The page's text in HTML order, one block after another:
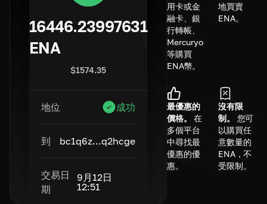
16446.23997631
ENA
$1574.35
地位 成功
到 bc1q6z...q2hcge
交易日
期
9月12日
12:51
用卡或金
融卡、銀
行轉帳、
Mercuryo
等購買
ENA幣。
地買賣
ENA。
最優惠的
價格。
在
多個平台
中尋找最
優惠的優
惠。
沒有限
制。
您可
以購買任
意數量的
ENA，不
受限制。